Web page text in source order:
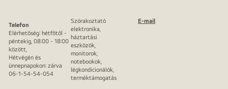
Telefon
Elérhetőség: hétfőtől -
péntekig, 08:00 - 18:00
között,
Hétvégén és
ünnepnapokon: zárva
06-1-54-54-054
Szórakoztató
elektronika,
háztartási
eszközök,
monitorok,
notebookok,
légkondicionálók,
terméktámogatás
E-mail